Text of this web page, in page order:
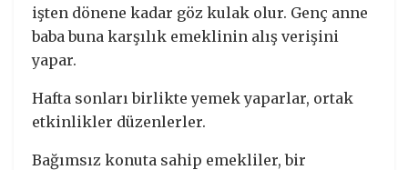
işten dönene kadar göz kulak olur. Genç anne
baba buna karşılık emeklinin alış verişini
yapar.
Hafta sonları birlikte yemek yaparlar, ortak
etkinlikler düzenlerler.
Bağımsız konuta sahip emekliler, bir